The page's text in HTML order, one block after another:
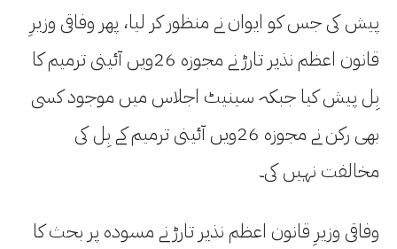
پیش کی جس کو ایوان نے منظور کر لیا، پھر وفاقی وزیرِ
قانون اعظم نذیر تارڑ نے مجوزہ 26ویں آئینی ترمیم کا
بِل پیش کیا جبکہ سینیٹ اجلاس میں موجود کسی
بھی رکن نے مجوزہ 26ویں آئینی ترمیم کے بِل کی
مخالفت نہیں کی۔
وفاقی وزیرِ قانون اعظم نذیر تارڑ نے مسودہ پر بحث کا